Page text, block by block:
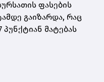
ფასების
გაიზარდა, რაც
მატებას